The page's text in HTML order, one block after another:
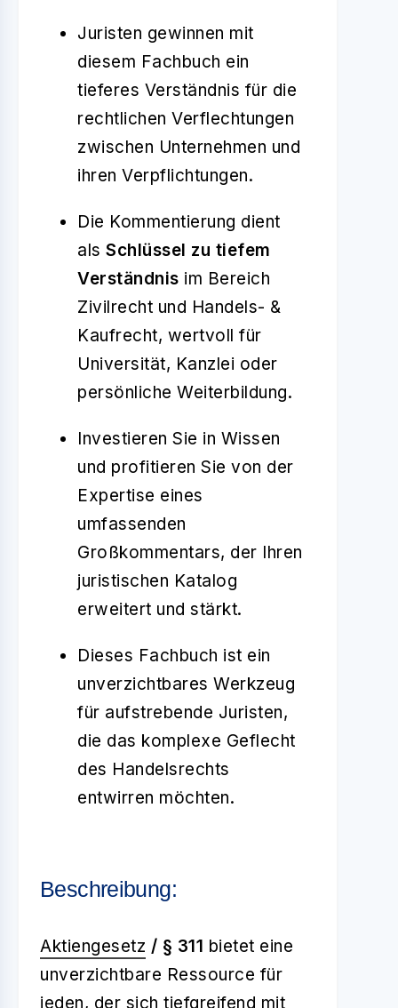
Juristen gewinnen mit
diesem Fachbuch ein
tieferes Verständnis für die
rechtlichen Verflechtungen
zwischen Unternehmen und
ihren Verpflichtungen.
Die Kommentierung dient
als Schlüssel zu tiefem
Verständnis im Bereich
Zivilrecht und Handels- &
Kaufrecht, wertvoll für
Universität, Kanzlei oder
persönliche Weiterbildung.
Investieren Sie in Wissen
und profitieren Sie von der
Expertise eines
umfassenden
Großkommentars, der Ihren
juristischen Katalog
erweitert und stärkt.
Dieses Fachbuch ist ein
unverzichtbares Werkzeug
für aufstrebende Juristen,
die das komplexe Geflecht
des Handelsrechts
entwirren möchten.
Beschreibung:
Aktiengesetz / § 311 bietet eine
unverzichtbare Ressource für
jeden, der sich tiefgreifend mit